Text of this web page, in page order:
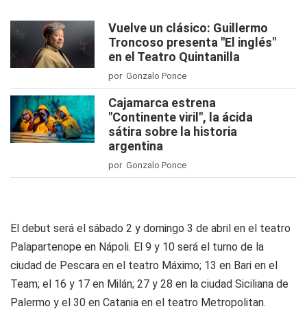
Vuelve un clásico: Guillermo
Troncoso presenta "El inglés"
en el Teatro Quintanilla
por Gonzalo Ponce
Cajamarca estrena
"Continente viril", la ácida
sátira sobre la historia
argentina
por Gonzalo Ponce
El debut será el sábado 2 y domingo 3 de abril en el teatro
Palapartenope en Nápoli. El 9 y 10 será el turno de la
ciudad de Pescara en el teatro Máximo; 13 en Bari en el
Team; el 16 y 17 en Milán; 27 y 28 en la ciudad Siciliana de
Palermo y el 30 en Catania en el teatro Metropolitan.